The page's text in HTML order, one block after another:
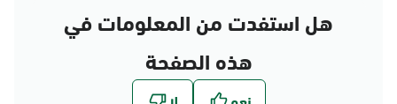
هل استفدت من المعلومات في
هذه الصفحة